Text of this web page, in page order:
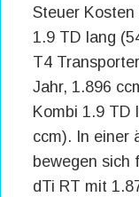
Steuer
1.9 TD lang
T4
Jahr, 1.896
Kombi 1.9 TD
ccm). In einer
bewegen sich
dTi RT mit